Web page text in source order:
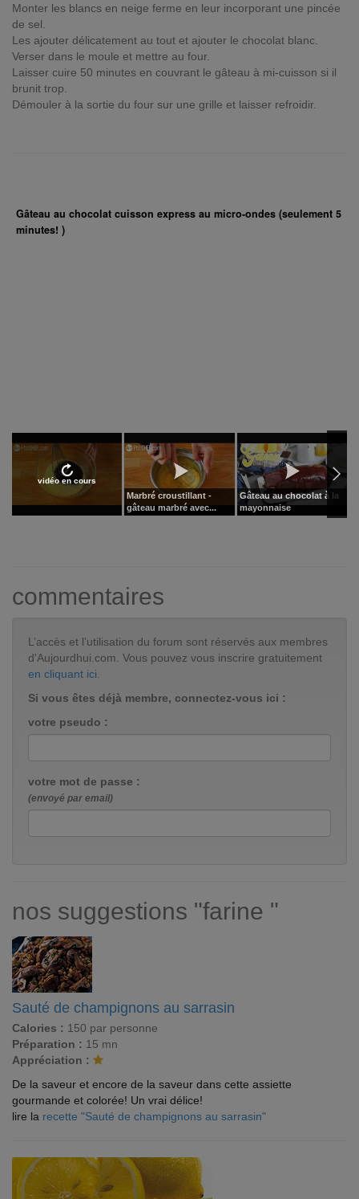
Monter les blancs en neige ferme en leur incorporant une pincée
de sel.
Les ajouter délicatement au tout et ajouter le chocolat blanc.
Verser dans le moule et mettre au four.
Laisser cuire 50 minutes en couvrant le gâteau à mi-cuisson si il
brunit trop.
Démouler à la sortie du four sur une grille et laisser refroidir.
Gâteau au chocolat cuisson express au micro-ondes (seulement 5
minutes! )
vidéo en cours
Marbré croustillant -
gâteau marbré avec...
Gâteau au chocolat à la
mayonnaise
commentaires
L’accès et l’utilisation du forum sont réservés aux membres
d'Aujourdhui.com. Vous pouvez vous inscrire gratuitement
en cliquant ici.
Si vous êtes déjà membre, connectez-vous ici :
votre pseudo :
votre mot de passe :
(envoyé par email)
nos suggestions "farine "
Sauté de champignons au sarrasin
Calories : 150 par personne
Préparation : 15 mn
Appréciation :
De la saveur et encore de la saveur dans cette assiette
gourmande et colorée! Un vrai délice!
lire la recette "Sauté de champignons au sarrasin"